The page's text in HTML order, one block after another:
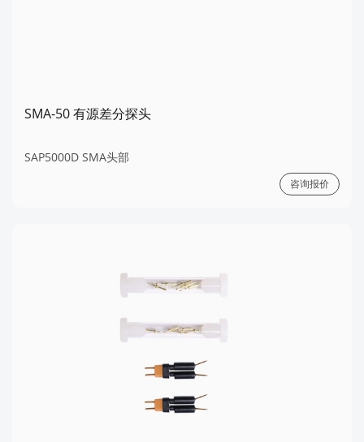
SMA-50 有源差分探头
SAP5000D SMA头部
咨询报价